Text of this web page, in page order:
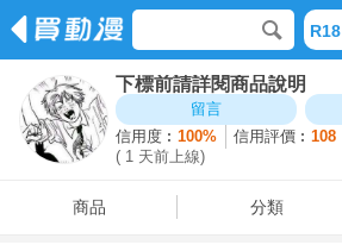
R18
下標前請詳閱商品說明
留言
信用度︰100% 信用評價︰108
( 1 天前上線)
商品 分類
商品 分類